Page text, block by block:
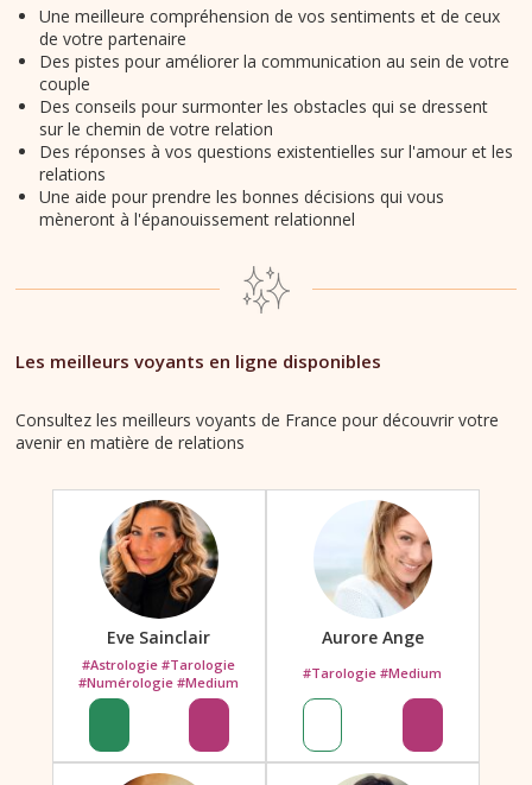
Une meilleure compréhension de vos sentiments et de ceux
de votre partenaire
Des pistes pour améliorer la communication au sein de votre
couple
Des conseils pour surmonter les obstacles qui se dressent
sur le chemin de votre relation
Des réponses à vos questions existentielles sur l'amour et les
relations
Une aide pour prendre les bonnes décisions qui vous
mèneront à l'épanouissement relationnel
Les meilleurs voyants en ligne disponibles
Consultez les meilleurs voyants de France pour découvrir votre
avenir en matière de relations
Eve Sainclair
#Astrologie #Tarologie
#Numérologie #Medium
Aurore Ange
#Tarologie #Medium